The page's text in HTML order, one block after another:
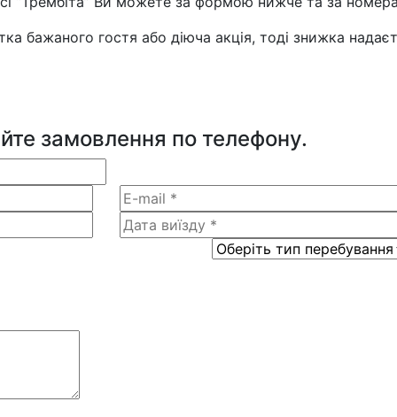
бажаного гостя або діюча акція, тоді знижка
замовлення по телефону.